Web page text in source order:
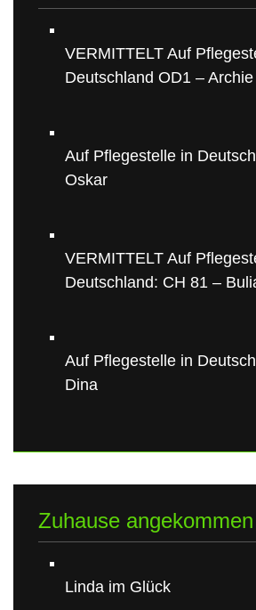
VERMITTELT Auf
Deutschland OD1 – Archie
Auf Pflegestelle in
Oskar
VERMITTELT Auf
Deutschland: CH 81 –
Auf Pflegestelle in
Dina
Zuhause angekommen
Linda im Glück